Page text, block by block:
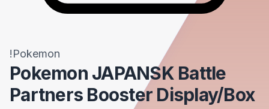
!Pokemon
Pokemon JAPANSK Battle
Partners Booster Display/Box